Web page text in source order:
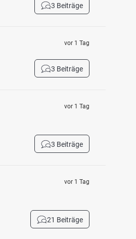
3 Beiträge
vor 1 Tag
3 Beiträge
vor 1 Tag
3 Beiträge
vor 1 Tag
21 Beiträge